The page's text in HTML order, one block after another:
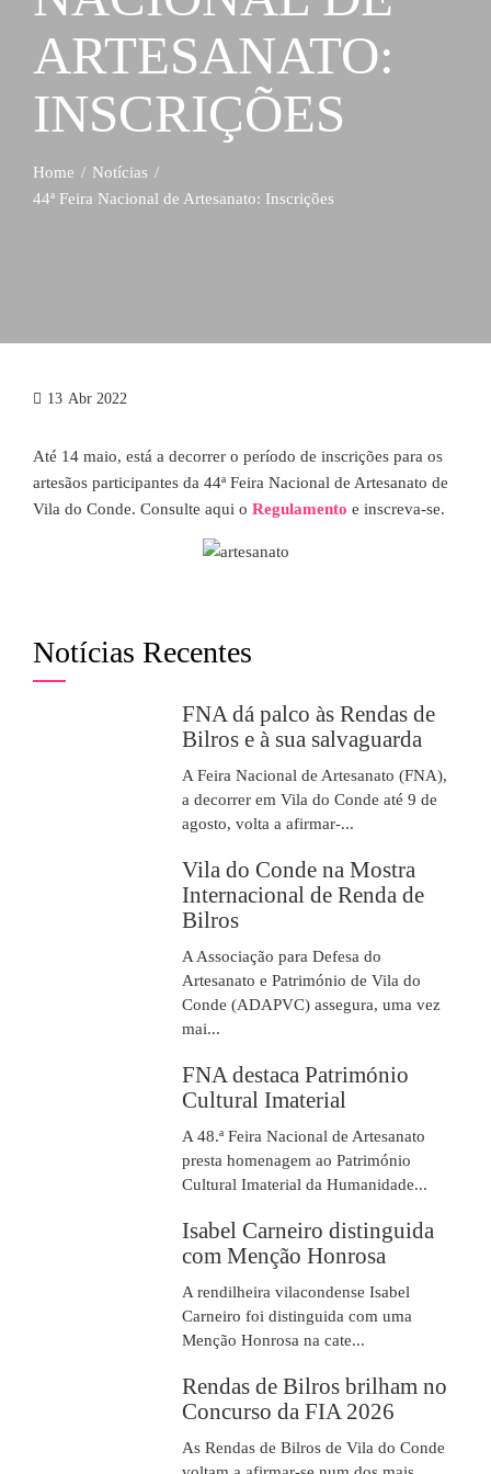
ARTESANATO:
INSCRIÇÕES
Home
Notícias
44ª Feira Nacional de Artesanato: Inscrições
13 Abr 2022
Até 14 maio, está a decorrer o período de inscrições para os
artesãos participantes da 44ª Feira Nacional de Artesanato de
Vila do Conde. Consulte aqui o Regulamento e inscreva-se.
Notícias Recentes
FNA dá palco às Rendas de
Bilros e à sua salvaguarda
A Feira Nacional de Artesanato (FNA),
a decorrer em Vila do Conde até 9 de
agosto, volta a afirmar-...
Vila do Conde na Mostra
Internacional de Renda de
Bilros
A Associação para Defesa do
Artesanato e Património de Vila do
Conde (ADAPVC) assegura, uma vez
mai...
FNA destaca Património
Cultural Imaterial
A 48.ª Feira Nacional de Artesanato
presta homenagem ao Património
Cultural Imaterial da Humanidade...
Isabel Carneiro distinguida
com Menção Honrosa
A rendilheira vilacondense Isabel
Carneiro foi distinguida com uma
Menção Honrosa na cate...
Rendas de Bilros brilham no
Concurso da FIA 2026
As Rendas de Bilros de Vila do Conde